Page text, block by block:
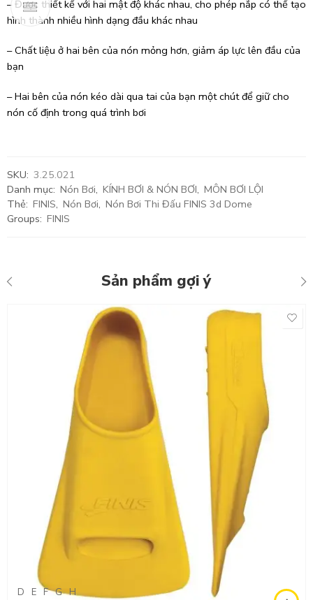
– Được thiết kế với hai mật độ khác nhau, cho phép nắp có thể tạo
hình thành nhiều hình dạng đầu khác nhau
– Chất liệu ở hai bên của nón mỏng hơn, giảm áp lực lên đầu của
bạn
– Hai bên của nón kéo dài qua tai của bạn một chút để giữ cho
nón cố định trong quá trình bơi
SKU: 3.25.021
Danh mục: Nón Bơi, KÍNH BƠI & NÓN BƠI, MÔN BƠI LỘI
Thẻ: FINIS, Nón Bơi, Nón Bơi Thi Đấu FINIS 3d Dome
Groups: FINIS
Sản phẩm gợi ý
D E F G H